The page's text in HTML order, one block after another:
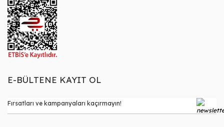
E-BÜLTENE KAYIT OL